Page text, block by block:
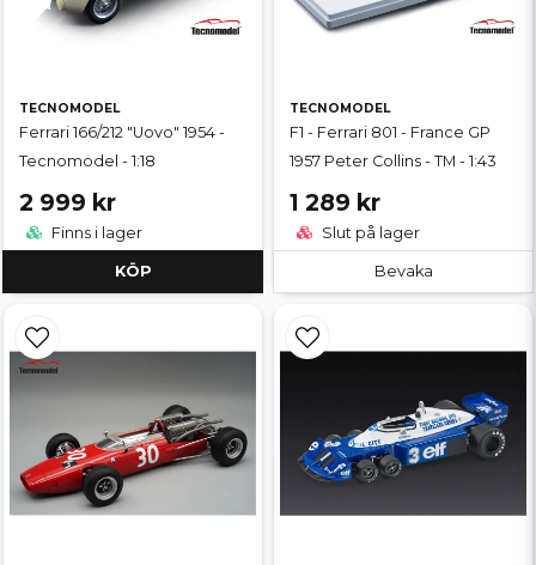
TECNOMODEL
Ferrari 166/212 "Uovo" 1954 -
Tecnomodel - 1:18
2 999 kr
Finns i lager
KÖP
TECNOMODEL
F1 - Ferrari 801 - France GP
1957 Peter Collins - TM - 1:43
1 289 kr
Slut på lager
Bevaka